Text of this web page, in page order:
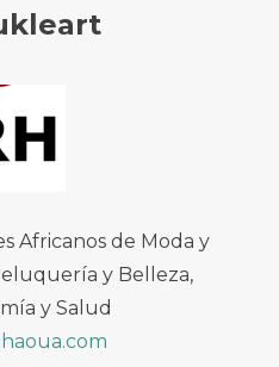
Africanos de Moda y
y Belleza,
y Salud